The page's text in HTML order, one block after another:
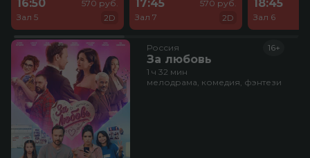
16:50
Зал 5
570 руб.
2D
17:45
Зал 7
570 руб.
2D
18:45
Зал 6
Россия
За любовь
16+
1 ч 32 мин
мелодрама, комедия, фэнтези